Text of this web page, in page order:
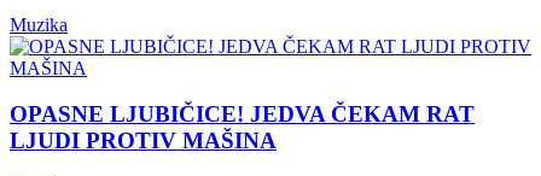
Muzika
OPASNE LJUBIČICE! JEDVA ČEKAM RAT
LJUDI PROTIV MAŠINA